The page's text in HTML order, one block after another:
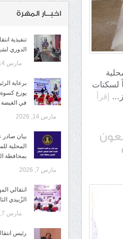
لسكنات
إقرأ
اخبــار المهرة
تنفيذية
الدوري
مارس 14, 2026
برعاية
يوزع كسوة
في الغيضة
مارس 14, 2026
بيان صادر
المحلية
بمحافظة
مارس 7, 2026
انتقالي
الزُبيدي
مارس 7, 2026
رئيس